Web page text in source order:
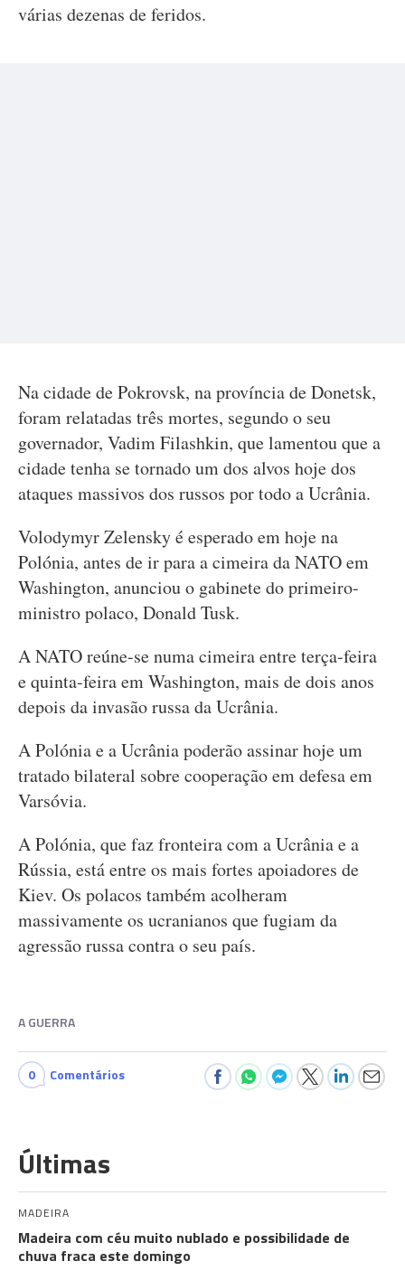
várias dezenas de feridos.
Na cidade de Pokrovsk, na província de Donetsk,
foram relatadas três mortes, segundo o seu
governador, Vadim Filashkin, que lamentou que a
cidade tenha se tornado um dos alvos hoje dos
ataques massivos dos russos por todo a Ucrânia.
Volodymyr Zelensky é esperado em hoje na
Polónia, antes de ir para a cimeira da NATO em
Washington, anunciou o gabinete do primeiro-
ministro polaco, Donald Tusk.
A NATO reúne-se numa cimeira entre terça-feira
e quinta-feira em Washington, mais de dois anos
depois da invasão russa da Ucrânia.
A Polónia e a Ucrânia poderão assinar hoje um
tratado bilateral sobre cooperação em defesa em
Varsóvia.
A Polónia, que faz fronteira com a Ucrânia e a
Rússia, está entre os mais fortes apoiadores de
Kiev. Os polacos também acolheram
massivamente os ucranianos que fugiam da
agressão russa contra o seu país.
A GUERRA
0 Comentários
Últimas
MADEIRA
Madeira com céu muito nublado e possibilidade de
chuva fraca este domingo